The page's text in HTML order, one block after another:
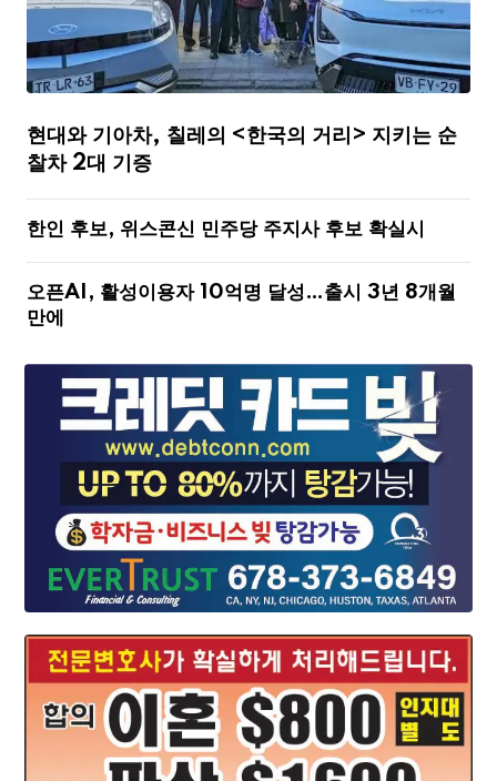
현대와 기아차, 칠레의 <한국의 거리> 지키는 순
찰차 2대 기증
한인 후보, 위스콘신 민주당 주지사 후보 확실시
오픈AI, 활성이용자 10억명 달성…출시 3년 8개월
만에